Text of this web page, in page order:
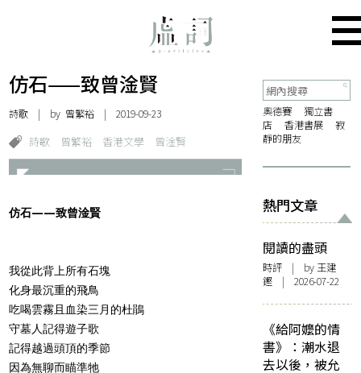
仿石——致曾淦賢
詩歌 | by 曾繁裕 | 2019-09-23
詩歌 曾繁裕 香港文學 曾淦賢
仿石——致曾淦賢
我從此背上所有石塊
化身最沉重的飛鳥
吃喝雲霧且血染三月的杜鵑
守墓人記得遊子歌
記得越過頭頂的季節
因為無聊而瞄準牠
奧德賽
獨立書
店
香港書展
寂
靜的朋友
熱門文章
閱讀的盡頭
時評 | by 王建
鏗 | 2026-07-22
《給阿嬤的情
書》：潮水退
去以後，被允